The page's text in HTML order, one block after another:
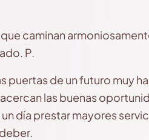
caminan
P.
puertas de un futuro muy
las buenas
día prestar mayores